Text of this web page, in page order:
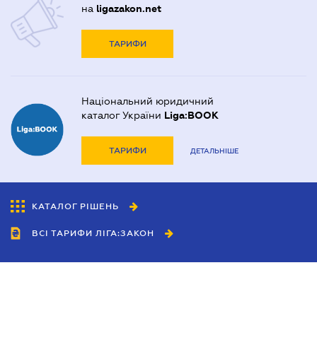
на ligazakon.net
ТАРИФИ
Національний юридичний
каталог України Liga:BOOK
ТАРИФИ ДЕТАЛЬНІШЕ
КАТАЛОГ РІШЕНЬ
ВСІ ТАРИФИ ЛІГА:ЗАКОН